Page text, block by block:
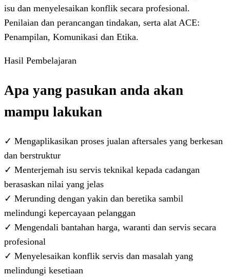
isu dan menyelesaikan konflik secara profesional.
Penilaian dan perancangan tindakan, serta alat ACE:
Penampilan, Komunikasi dan Etika.
Hasil Pembelajaran
Apa yang pasukan anda akan
mampu lakukan
✓ Mengaplikasikan proses jualan aftersales yang berkesan
dan berstruktur
✓ Menterjemah isu servis teknikal kepada cadangan
berasaskan nilai yang jelas
✓ Merunding dengan yakin dan beretika sambil
melindungi kepercayaan pelanggan
✓ Mengendali bantahan harga, waranti dan servis secara
profesional
✓ Menyelesaikan konflik servis dan masalah yang
melindungi kesetiaan